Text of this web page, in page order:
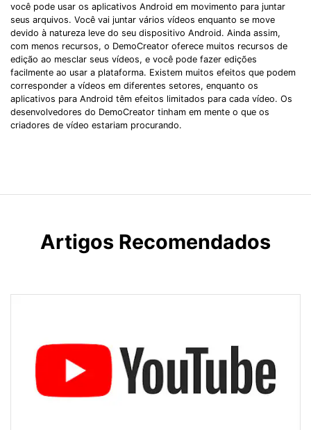
você pode usar os aplicativos Android em movimento para juntar
seus arquivos. Você vai juntar vários vídeos enquanto se move
devido à natureza leve do seu dispositivo Android. Ainda assim,
com menos recursos, o DemoCreator oferece muitos recursos de
edição ao mesclar seus vídeos, e você pode fazer edições
facilmente ao usar a plataforma. Existem muitos efeitos que podem
corresponder a vídeos em diferentes setores, enquanto os
aplicativos para Android têm efeitos limitados para cada vídeo. Os
desenvolvedores do DemoCreator tinham em mente o que os
criadores de vídeo estariam procurando.
Artigos Recomendados